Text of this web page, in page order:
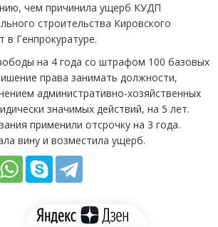
чем причинила ущерб КУДП
строительства Кировского
Генпрокуратуре.
на 4 года со штрафом 100 базовых
права занимать должности,
административно-хозяйственных
значимых действий, на 5 лет.
применили отсрочку на 3 года.
вину и возместила ущерб.